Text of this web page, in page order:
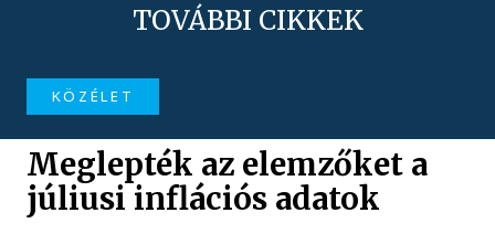
TOVÁBBI CIKKEK
KÖZÉLET
Meglepték az elemzőket a
júliusi inflációs adatok